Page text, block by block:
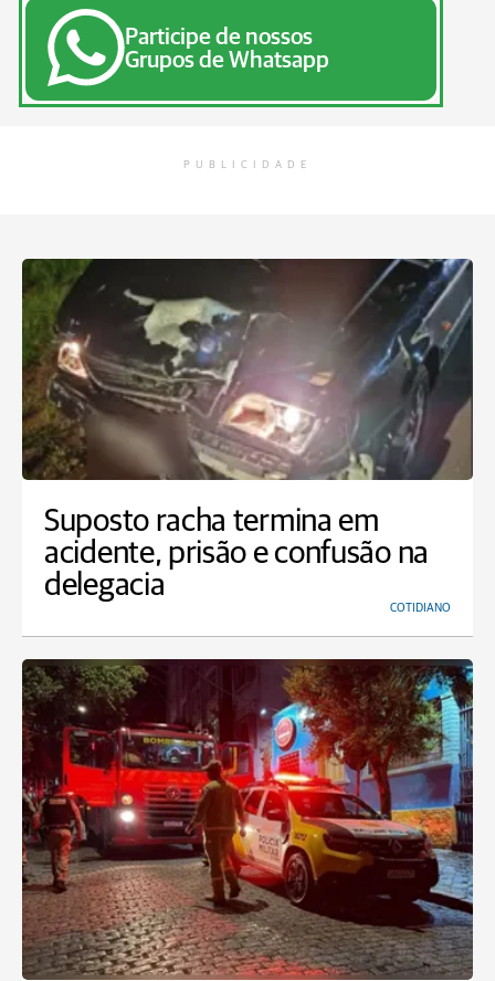
Participe de nossos
Grupos de Whatsapp
PUBLICIDADE
Suposto racha termina em
acidente, prisão e confusão na
delegacia
COTIDIANO